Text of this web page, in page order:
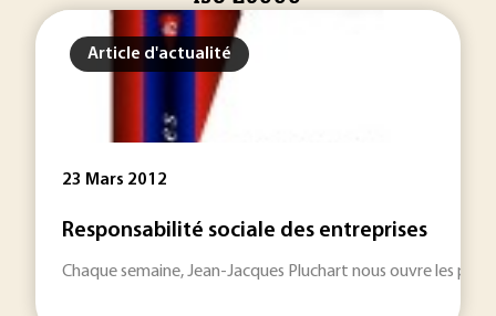
Article d'actualité
23 Mars 2012
Responsabilité sociale des entreprises
Chaque semaine, Jean-Jacques Pluchart nous ouvre les